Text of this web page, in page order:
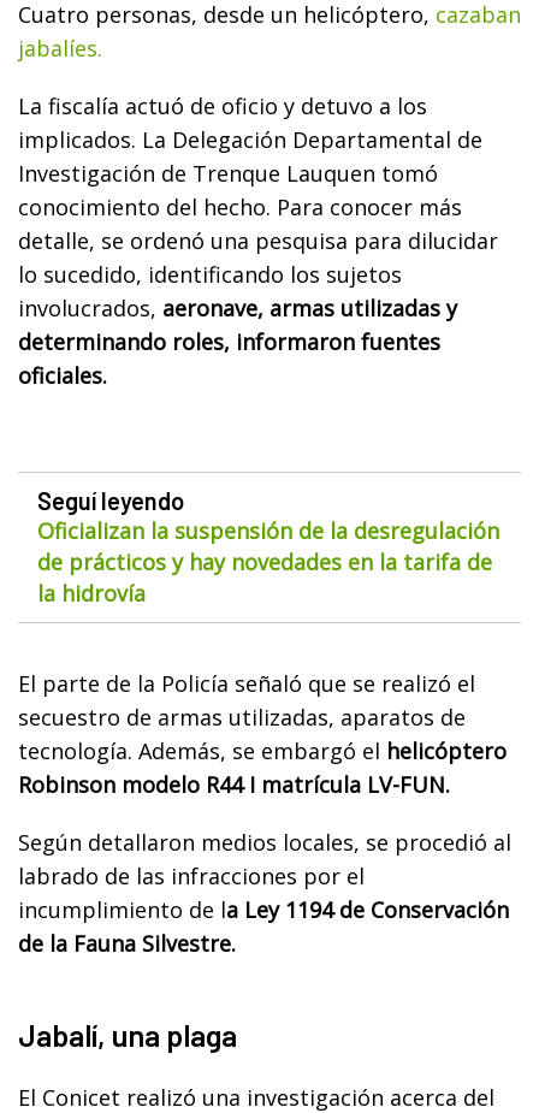
Cuatro personas, desde un helicóptero, cazaban
jabalíes.
La fiscalía actuó de oficio y detuvo a los
implicados. La Delegación Departamental de
Investigación de Trenque Lauquen tomó
conocimiento del hecho. Para conocer más
detalle, se ordenó una pesquisa para dilucidar
lo sucedido, identificando los sujetos
involucrados, aeronave, armas utilizadas y
determinando roles, informaron fuentes
oficiales.
Seguí leyendo
Oficializan la suspensión de la desregulación
de prácticos y hay novedades en la tarifa de
la hidrovía
El parte de la Policía señaló que se realizó el
secuestro de armas utilizadas, aparatos de
tecnología. Además, se embargó el helicóptero
Robinson modelo R44 I matrícula LV-FUN.
Según detallaron medios locales, se procedió al
labrado de las infracciones por el
incumplimiento de la Ley 1194 de Conservación
de la Fauna Silvestre.
Jabalí, una plaga
El Conicet realizó una investigación acerca del